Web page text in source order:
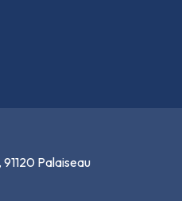
Palaiseau